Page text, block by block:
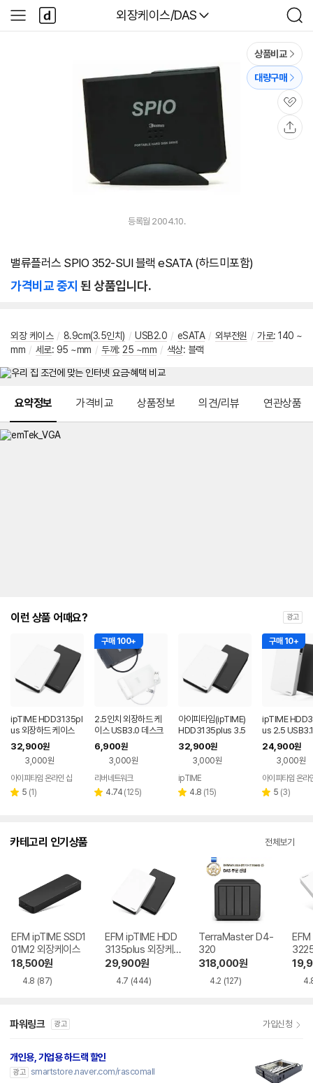
다나와
외장케이스/DAS
검
색
사
이
다
나
와
상품비교
대량구매
관
심
등록월 2004.10.
밸류플러스 SPIO 352-SUI 블랙 eSATA (하드미포함)
가격비교 중지 된 상품입니다.
외장 케이스 / 8.9cm(3.5인치) / USB2.0 / eSATA / 외부전원 / 가로: 140 ~
mm / 세로: 95 ~mm / 두께: 25 ~mm / 색상: 블랙
요약정보 가격비교 상품정보 의견/리뷰 연관상품
이런 상품 어때요? 광고
ipTIME HDD3135pl
us 외장하드 케이스
32,900원
3,000원
아이피타임 온라인 샵
별 5 리
(1)
구매 100+
2.5인치 외장하드 케
이스 USB3.0 데스크
탑 노트북 HDD SSD
케이스 파우치
6,900원
3,000원
페이
리버네트워크
별 4.74 리
(125)
아이피타임(ipTIME)
HDD3135plus 3.5
인치 외장하드 케이스
USB 3.0 지원
32,900원
3,000원
ipTIME
별 4.8 리
(15)
구매 10+
ipTIME
us 2.5
입 외장하드 케
24,900원
3,000원
아이피타임 온라
별 5 리
(3)
카테고리 인기상품 전체보기
EFM ipTIME SSD1
01M2 외장케이스
18,500원
4.8 (87)
EFM ipTIME HDD
3135plus 외장케
이스
29,900원
4.7 (444)
TerraMaster D4-
320
318,000원
4.2 (127)
이스
파워링크 광고 가입신청
개인용, 기업용 하드랙 할인
광고 smartstore.naver.com/rascomall